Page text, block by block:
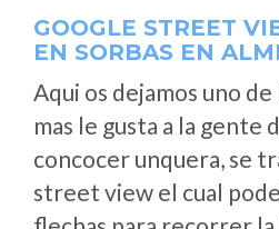
GOOGLE STREET
EN SORBAS EN
Aqui os dejamos uno
mas le gusta a la gente
concocer unquera, se
street view el cual